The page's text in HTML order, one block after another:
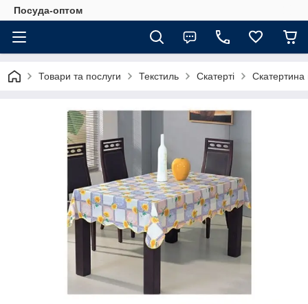
Посуда-оптом
Товари та послуги Текстиль Скатерті Скатертина